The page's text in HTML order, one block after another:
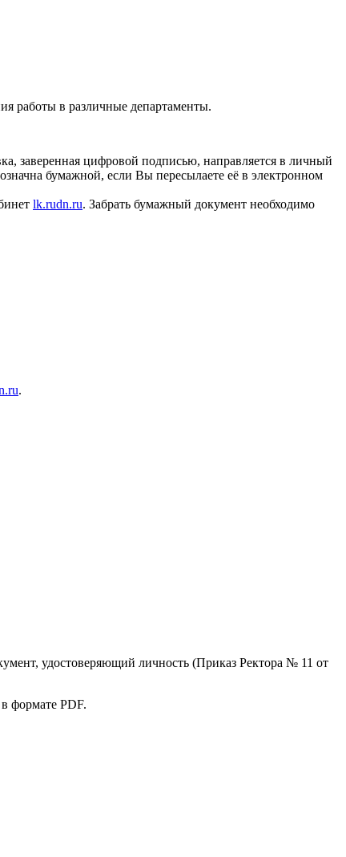
работы в различные департаменты.
заверенная цифровой подписью, направляется в личный
бумажной, если Вы пересылаете её в электронном
lk.rudn.ru. Забрать бумажный документ необходимо
.
удостоверяющий личность (Приказ Ректора № 11 от
формате PDF.